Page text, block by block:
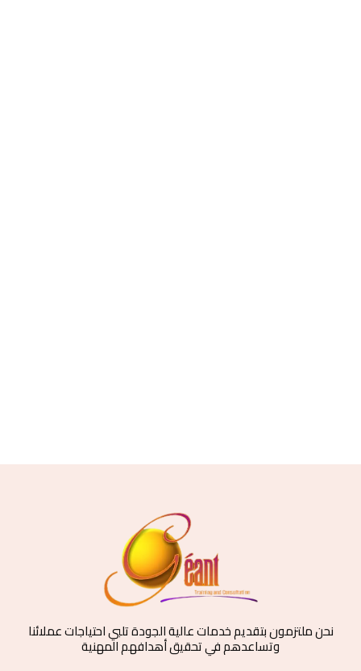
نحن ملتزمون بتقديم خدمات عالية الجودة تلبي احتياجات عملائنا
وتساعدهم في تحقيق أهدافهم المهنية